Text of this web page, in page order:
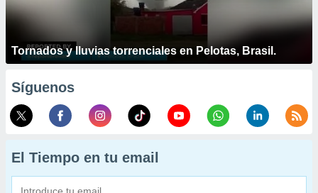
Tornados y lluvias torrenciales en Pelotas, Brasil.
Síguenos
El Tiempo en tu email